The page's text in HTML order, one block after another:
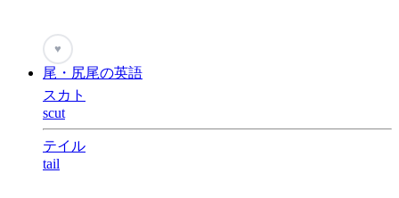
♥
尾・尻尾の英語
スカト
scut
テイル
tail